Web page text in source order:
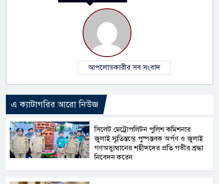
আপলোডকারীর সব সংবাদ
এ ক্যাটাগরির আরো নিউজ
সিলেট মেট্রোপলিটন পুলিশ কমিশনার
জুলাই স্মৃতিস্তম্ভে পুষ্পস্তবক অর্পণ ও জুলাই
গণঅভ্যুত্থানের শহীদদের প্রতি গভীর শ্রদ্ধা
নিবেদন করেন